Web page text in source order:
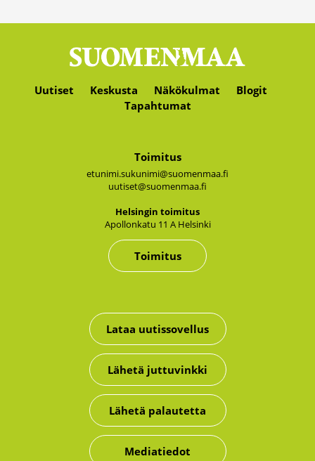
Uutiset Keskusta Näkökulmat
Blogit
Tapahtumat
Toimitus
etunimi.sukunimi@suomenmaa.fi
uutiset@suomenmaa.fi
Hel­sin­gin toi­mi­tus
Apol­lon­ka­tu 11 A Hel­sin­ki
Toimitus
Lataa uutissovellus
Lähetä juttuvinkki
Lähetä palautetta
Mediatiedot